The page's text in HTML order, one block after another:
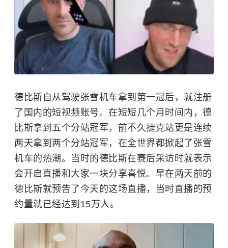
德比斯自从驾驶张雪机车拿到第一冠后，就注册
了国内的短视频账号。在短短几个月时间内，德
比斯拿到五个分站冠军，前不久捷克站更是连续
两天拿到两个分站冠军，在全世界都掀起了张雪
机车的热潮。当时的德比斯在赛后采访时就表示
会开启直播和大家一块分享喜悦。早在两天前的
德比斯就预告了今天的这场直播，当时直播的预
约量就已经达到15万人。